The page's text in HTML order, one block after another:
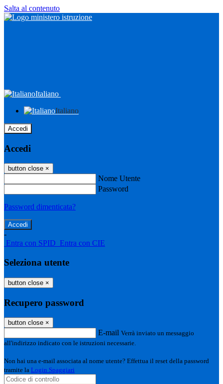
Salta al contenuto
Italiano
Italiano
Accedi
Accedi
button close ×
Nome Utente
Password
Password dimenticata?
-
Entra con SPID Entra con CIE
Seleziona utente
button close ×
Recupero password
button close ×
E-mail Verrà inviato un messaggio
all'indirizzo indicato con le istruzioni necessarie.
Non hai una e-mail associata al nome utente? Effettua il reset della password
tramite la Login Spaggiari